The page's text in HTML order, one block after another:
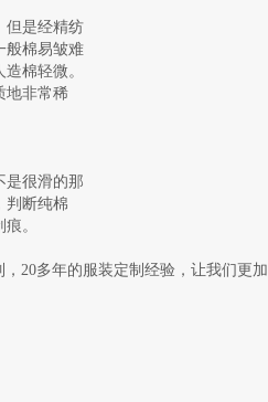
但是经精纺
般棉易皱难
棉轻微。
地非常稀
是很滑的那
判断纯棉
。
20多年的服装定制经验，让我们更加